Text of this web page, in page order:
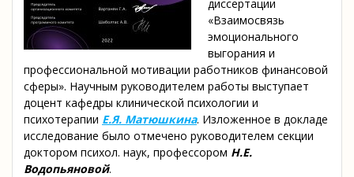
диссертации
«Взаимосвязь
эмоционального
выгорания и
профессиональной мотивации работников финансовой
сферы». Научным руководителем работы выступает
доцент кафедры клинической психологии и
психотерапии Е.Я. Матюшкина. Изложенное в докладе
исследование было отмечено руководителем секции
доктором психол. наук, профессором Н.Е.
Водопьяновой.